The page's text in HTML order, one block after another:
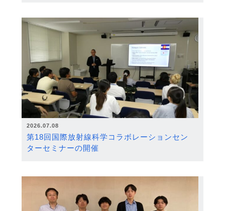
2026.07.08
第18回国際放射線科学コラボレーションセン
ターセミナーの開催